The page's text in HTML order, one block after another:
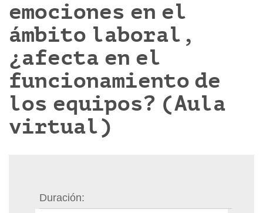
emociones en el
ámbito laboral,
¿afecta en el
funcionamiento de
los equipos? (Aula
virtual)
Duración